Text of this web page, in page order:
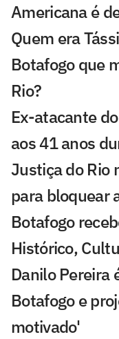
Americana é
Quem era
Botafogo que
Rio?
Ex-atacante
aos 41 anos
Justiça do Rio
para bloquear
Botafogo
Histórico,
Danilo Pereira
Botafogo e
motivado'